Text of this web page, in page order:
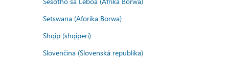
Setswana (Aforika Borwa)
Shqip (shqipëri)
Slovenčina (Slovenská republika)